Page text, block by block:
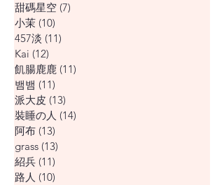
甜碼星空 (7)
小茉 (10)
457淡 (11)
Kai (12)
飢腸鹿鹿 (11)
뱀뱀 (11)
派大皮 (13)
裝睡の人 (14)
阿布 (13)
grass (13)
紹兵 (11)
路人 (10)